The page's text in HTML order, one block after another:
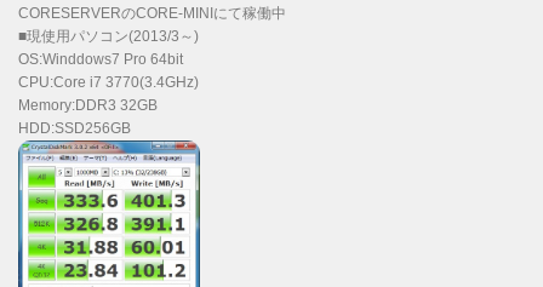
CORESERVERのCORE-MINIにて稼働中
■現使用パソコン(2013/3～)
OS:Winddows7 Pro 64bit
CPU:Core i7 3770(3.4GHz)
Memory:DDR3 32GB
HDD:SSD256GB